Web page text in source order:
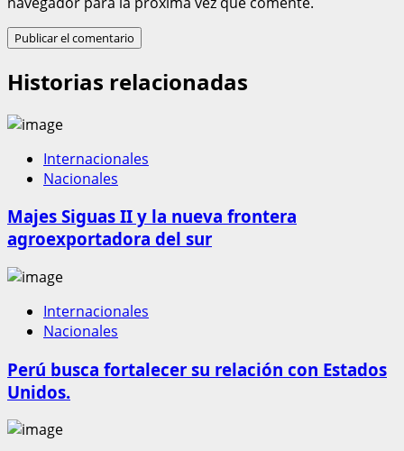
Historias relacionadas
Internacionales
Nacionales
Majes Siguas II y la nueva frontera
agroexportadora del sur
Internacionales
Nacionales
Perú busca fortalecer su relación con Estados
Unidos.